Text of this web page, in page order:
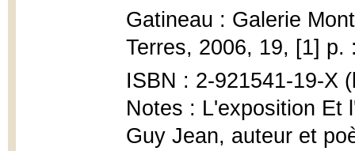
Gatineau : Galerie
Terres, 2006, 19, [1]
ISBN : 2-921541-19-X
Notes : L'exposition Et
Guy Jean, auteur et